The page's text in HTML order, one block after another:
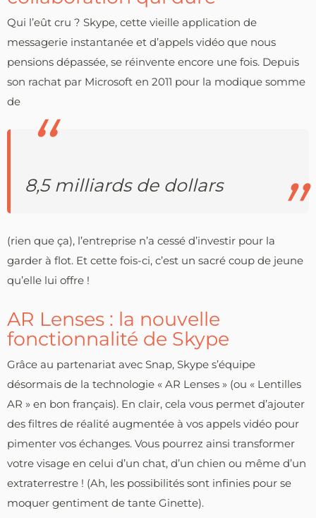
Qui l’eût cru ? Skype, cette vieille application de
messagerie instantanée et d’appels vidéo que nous
pensions dépassée, se réinvente encore une fois. Depuis
son rachat par Microsoft en 2011 pour la modique somme
de
8,5 milliards de dollars
(rien que ça), l’entreprise n’a cessé d’investir pour la
garder à flot. Et cette fois-ci, c’est un sacré coup de jeune
qu’elle lui offre !
AR Lenses : la nouvelle
fonctionnalité de Skype
Grâce au partenariat avec Snap, Skype s’équipe
désormais de la technologie « AR Lenses » (ou « Lentilles
AR » en bon français). En clair, cela vous permet d’ajouter
des filtres de réalité augmentée à vos appels vidéo pour
pimenter vos échanges. Vous pourrez ainsi transformer
votre visage en celui d’un chat, d’un chien ou même d’un
extraterrestre ! (Ah, les possibilités sont infinies pour se
moquer gentiment de tante Ginette).